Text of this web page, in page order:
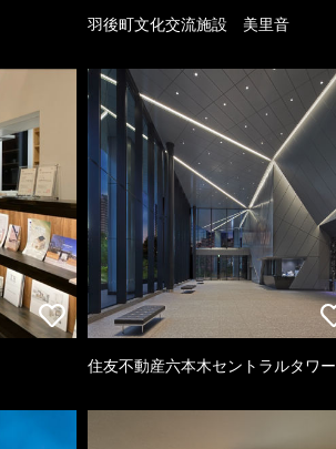
羽後町文化交流施設 美里音
住友不動産六本木セントラルタワー